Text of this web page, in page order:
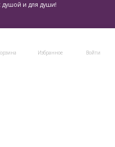
Избранное Войти
душой и для души!